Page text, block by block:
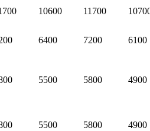
10600 11700
6400 7200 6100
5500 5800 4900
5500 5800 4900